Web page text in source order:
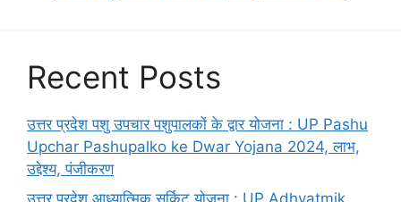
Recent Posts
उत्तर प्रदेश पशु उपचार पशुपालकों के द्वार योजना : UP Pashu
Upchar Pashupalko ke Dwar Yojana 2024, लाभ,
उद्देश्य, पंजीकरण
उत्तर प्रदेश आध्यात्मिक सर्किट योजना : UP Adhyatmik